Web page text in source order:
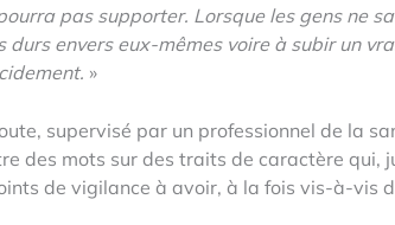
pas supporter. Lorsque les gens ne
durs envers eux-mêmes voire à subir un
»
supervisé par un professionnel de la
des mots sur des traits de caractère qui,
de vigilance à avoir, à la fois vis-à-vis